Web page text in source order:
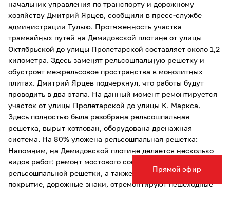
Прямой эфир
начальник управления по транспорту и дорожному
хозяйству Дмитрий Ярцев, сообщили в пресс-службе
администрации Тулыю. Протяженность участка
трамвайных путей на Демидовской плотине от улицы
Октябрьской до улицы Пролетарской составляет около 1,2
километра. Здесь заменят рельсошпальную решетку и
обустроят межрельсовое пространства в монолитных
плитах. Дмитрий Ярцев подчеркнул, что работы будут
проводить в два этапа. На данный момент ремонтируется
участок от улицы Пролетарской до улицы К. Маркса.
Здесь полностью была разобрана рельсошпальная
решетка, вырыт котлован, оборудована дренажная
система. На 80% уложена рельсошпальная решетка:
Напомним, на Демидовской плотине делается несколько
видов работ: ремонт мостового сооружения, перекладка
рельсошпальной решетки, а также заменят асфальтовое
покрытие, дорожные знаки, отремонтируют пешеходные